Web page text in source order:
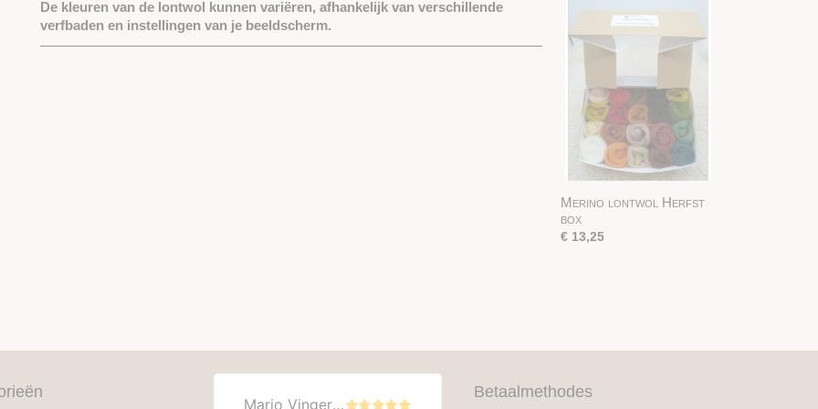
De kleuren van de lontwol kunnen variëren, afhankelijk van verschillende
verfbaden en instellingen van je beeldscherm.
Merino lontwol Herfst
box
€ 13,25
Betaalmethodes